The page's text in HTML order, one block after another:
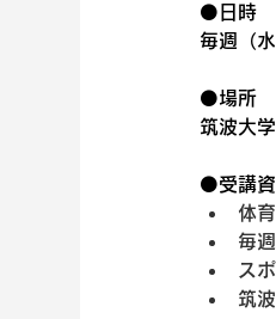
⚫️日時
毎週（
⚫️場所
筑波大
⚫️受講
体
毎
ス
筑